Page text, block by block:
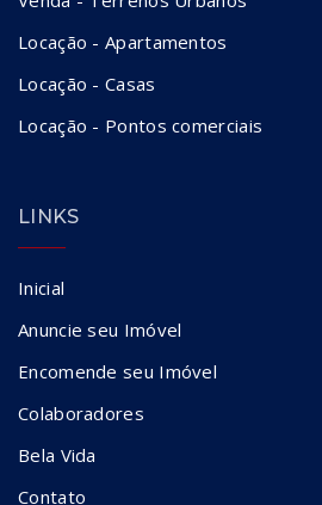
Locação - Apartamentos
Locação - Casas
Locação - Pontos comerciais
LINKS
Inicial
Anuncie seu Imóvel
Encomende seu Imóvel
Colaboradores
Bela Vida
Contato